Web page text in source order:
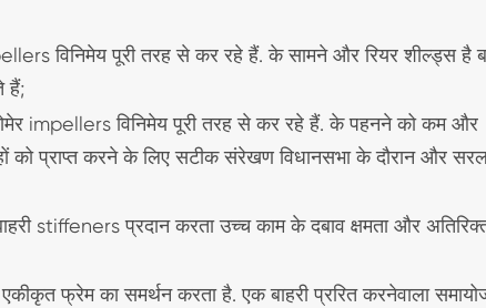
विनिमेय पूरी तरह से कर रहे हैं. के सामने और रियर शील्ड्स है
हैं;
impellers विनिमेय पूरी तरह से कर रहे हैं. के पहनने को कम और
प्राप्त करने के लिए सटीक संरेखण विधानसभा के दौरान और
stiffeners प्रदान करता उच्च काम के दबाव क्षमता और
फ्रेम का समर्थन करता है. एक बाहरी प्ररित करनेवाला